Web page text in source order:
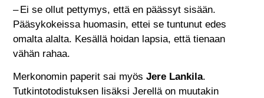
– Ei se ollut pettymys, että en päässyt sisään.
Pääsykokeissa huomasin, ettei se tuntunut edes
omalta alalta. Kesällä hoidan lapsia, että tienaan
vähän rahaa.
Merkonomin paperit sai myösJere Lankila.
Tutkintotodistuksen lisäksi Jerellä on muutakin